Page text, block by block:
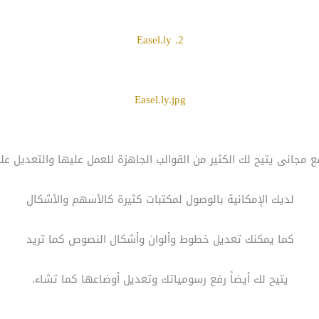
2. Easel.ly
Easel.ly.jpg
مجانى يتيح لك الكثير من القوالب الجاهزة للعمل عليها والتعديل
لديك الإمكانية بالوصول لمكتبات كثيرة كالأسهم والأشكال
كما يمكنك تعديل خطوط وألوان وأشكال النصوص كما تريد
يتيح لك أيضاً رفع رسومياتك وتعديل أوضاعها كما تشاء.